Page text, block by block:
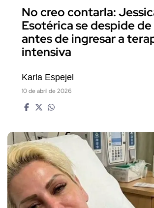
No creo contarla:
Esotérica se despide
antes de ingresar a
intensiva
Karla Espejel
10 de abril de 2026